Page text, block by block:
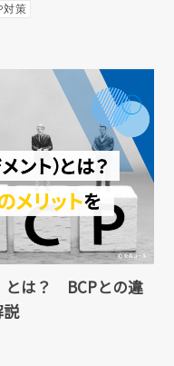
対策
とは？ BCPとの違
説